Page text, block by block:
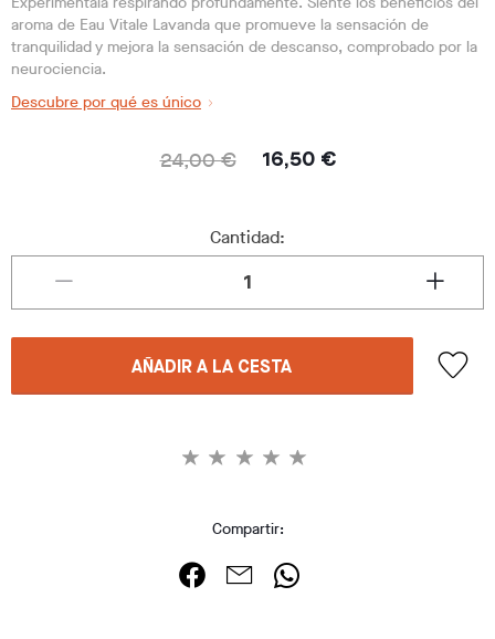
aroma de Eau Vitale Lavanda que promueve la sensación de
tranquilidad y mejora la sensación de descanso, comprobado por la
neurociencia.
Descubre por qué es único
24,00 € 16,50 €
Cantidad:
AÑADIR A LA CESTA
Compartir: